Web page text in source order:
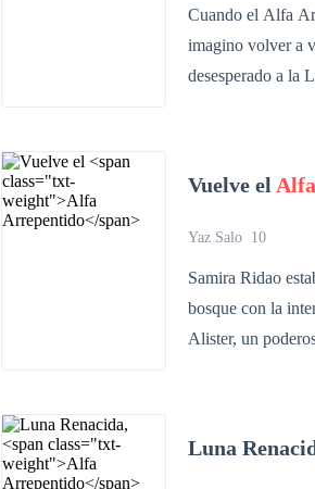
Cuando el Alfa
imagino volver a
desesperado a la
riesgo su mas
rencor del pasado
Vuelve el
Yaz Salo 10
Samira Ridao
bosque con la
Alister, un
su esposo que
Luna